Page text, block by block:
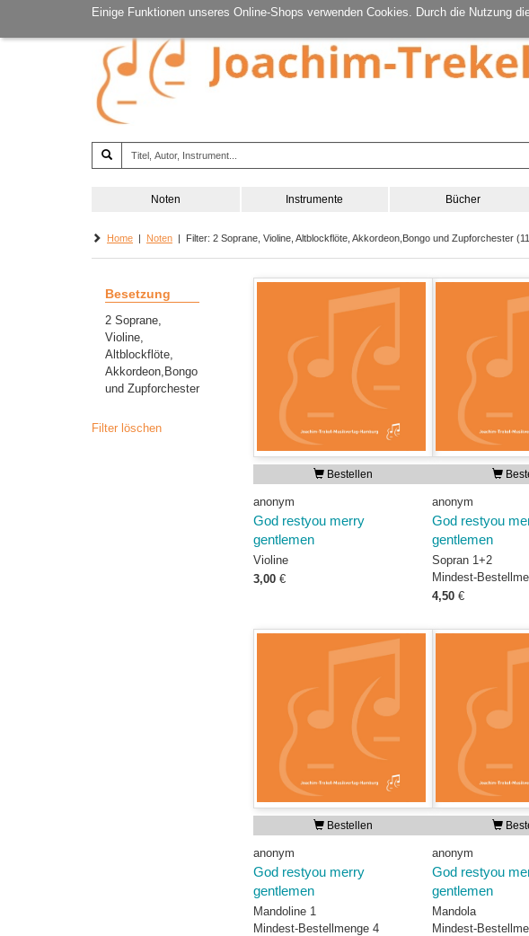
Einige Funktionen unseres Online-Shops verwenden Cookies. Durch die Nutzung
Noten Instrumente Bücher
Home | Noten | Filter: 2 Soprane, Violine, Altblockflöte, Akkordeon,Bongo und Zupforchester
Besetzung
2 Soprane,
Violine,
Altblockflöte,
Akkordeon,Bongo
und Zupforchester
Filter löschen
Bestellen
anonym
God restyou merry
gentlemen
Violine
3,00 €
anonym
God restyou
gentlemen
Sopran 1+2
Mindest-
4,50 €
Bestellen
anonym
God restyou merry
gentlemen
Mandoline 1
Mindest-Bestellmenge 4
anonym
God restyou
gentlemen
Mandola
Mindest-